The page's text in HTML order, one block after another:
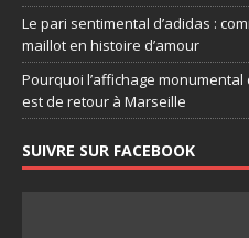
Le pari sentimental d’adidas :
maillot en histoire d’amour
Pourquoi l’affichage
est de retour à Marseille
SUIVRE SUR FACEBOOK